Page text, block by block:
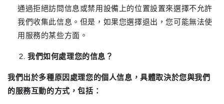
通過拒絕訪問信息或禁用設備上的位置設置來選擇不允許
我們收集此信息。但是，如果您選擇退出，您可能無法使
用服務的某些方面。
我們如何處理您的信息？
我們出於多種原因處理您的個人信息，具體取決於您與我們
的服務互動的方式，包括：